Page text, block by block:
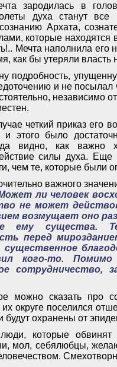
зародилась в
духа станут
Архата,
которые находятся
Мечта наполнила его
как бы утеряли
подробность,
и не
независимо
четкий приказ его
и этого было
видно, как важно
силы духа. Еще
чем те, которые были
важного
ли человек
не может
возмущает оно
ему существа.
перед
существенное
кого-то. Помимо
можно сказать про
округе поселился
будут охранены от
которые
мол, себялюбцы,